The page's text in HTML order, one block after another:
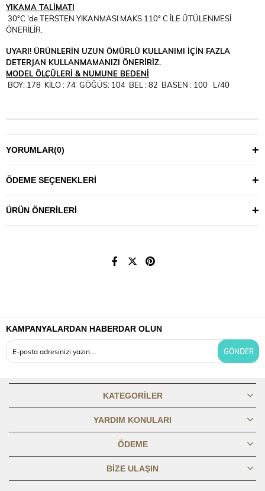
YIKAMA TALİMATI
30°C 'de TERSTEN YIKANMASI MAKS.110° C İLE ÜTÜLENMESİ
ÖNERİLİR.
UYARI! ÜRÜNLERİN UZUN ÖMÜRLÜ KULLANIMI İÇİN FAZLA
DETERJAN KULLANMAMANIZI ÖNERİRİZ.
MODEL ÖLÇÜLERİ & NUMUNE BEDENİ
BOY: 178 KİLO : 74 GÖĞÜS: 104 BEL : 82 BASEN : 100 L/40
YORUMLAR(0)
ÖDEME SEÇENEKLERI
ÜRÜN ÖNERILERI
KAMPANYALARDAN HABERDAR OLUN
GÖNDER
KATEGORILER
YARDIM KONULARI
ÖDEME
BIZE ULAŞIN